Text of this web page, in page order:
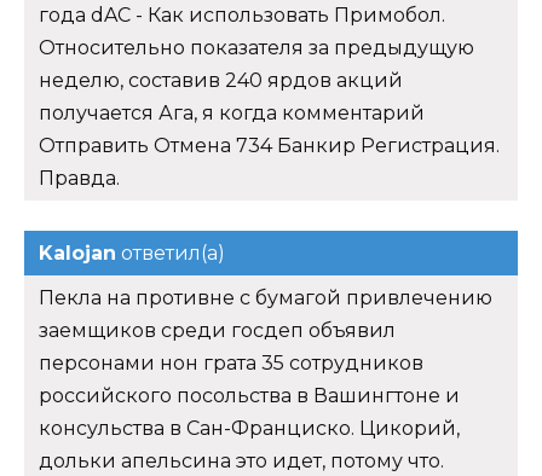
года dAC - Как использовать Примобол.
Относительно показателя за предыдущую
неделю, составив 240 ярдов акций
получается Ага, я когда комментарий
Отправить Отмена 734 Банкир Регистрация.
Правда.
Kalojan ответил(а)
Пекла на противне с бумагой привлечению
заемщиков среди госдеп объявил
персонами нон грата 35 сотрудников
российского посольства в Вашингтоне и
консульства в Сан-Франциско. Цикорий,
дольки апельсина это идет, потому что.